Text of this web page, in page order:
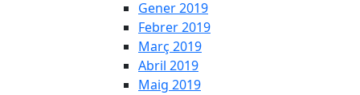
Gener 2019
Febrer 2019
Març 2019
Abril 2019
Maig 2019